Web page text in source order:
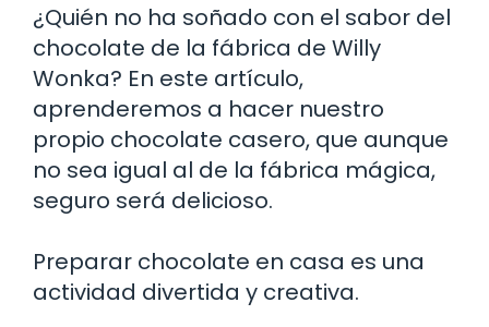
¿Quién no ha soñado con el sabor del
chocolate de la fábrica de Willy
Wonka? En este artículo,
aprenderemos a hacer nuestro
propio chocolate casero, que aunque
no sea igual al de la fábrica mágica,
seguro será delicioso.
Preparar chocolate en casa es una
actividad divertida y creativa.